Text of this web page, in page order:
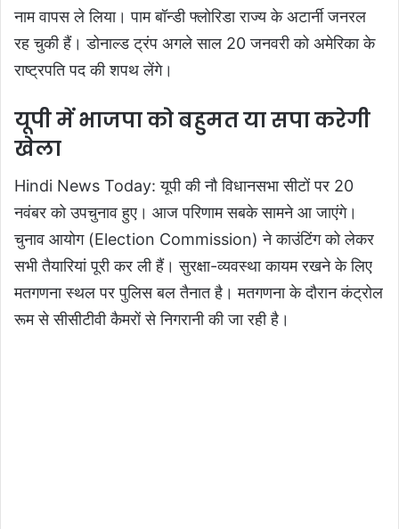
नाम वापस ले लिया। पाम बॉन्डी फ्लोरिडा राज्य के अटार्नी जनरल
रह चुकी हैं। डोनाल्ड ट्रंप अगले साल 20 जनवरी को अमेरिका के
राष्ट्रपति पद की शपथ लेंगे।
यूपी में भाजपा को बहुमत या सपा करेगी
खेला
Hindi News Today: यूपी की नौ व‍िधानसभा सीटों पर 20
नवंबर को उपचुनाव हुए। आज पर‍िणाम सबके सामने आ जाएंगे।
चुनाव आयोग (Election Commission) ने काउंट‍िंग को लेकर
सभी तैयारियां पूरी कर ली हैं। सुरक्षा-व्‍यवस्‍था कायम रखने के ल‍िए
मतगणना स्‍थल पर पुल‍िस बल तैनात है। मतगणना के दौरान कंट्रोल
रूम से सीसीटीवी कैमरों से निगरानी की जा रही है।